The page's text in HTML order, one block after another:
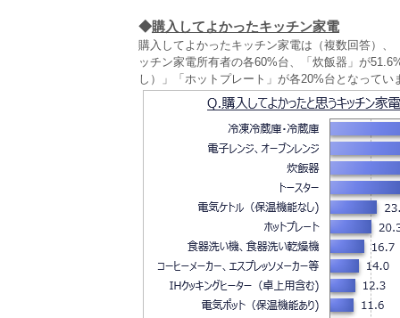
◆購入してよかったキッチン家電
購入してよかったキッチン家電は（複数回答）
ッチン家電所有者の各60%台、「炊飯器」が
し）」「ホットプレート」が各20%台となってい